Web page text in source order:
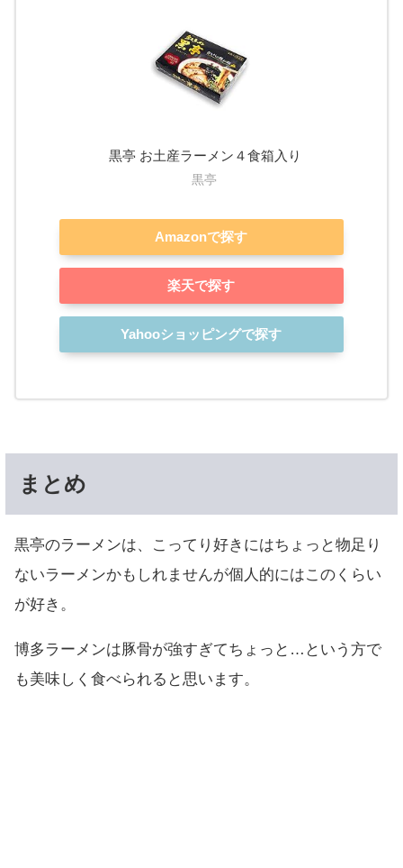
黒亭 お土産ラーメン４食箱入り
黒亭
Amazonで探す
楽天で探す
Yahooショッピングで探す
まとめ
黒亭のラーメンは、こってり好きにはちょっと物足り
ないラーメンかもしれませんが個人的にはこのくらい
が好き。
博多ラーメンは豚骨が強すぎてちょっと…という方で
も美味しく食べられると思います。